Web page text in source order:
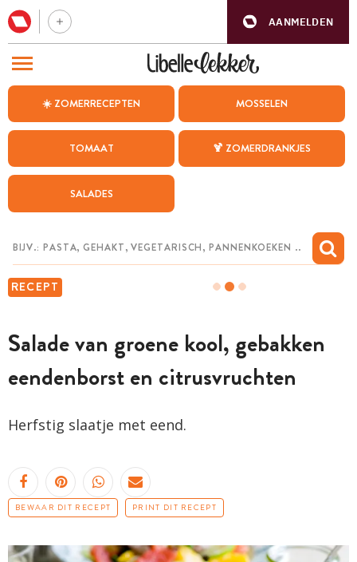
AANMELDEN
☀️ ZOMERRECEPTEN MOSSELEN
TOMAAT 🍹 ZOMERDRANKJES
SALADES
RECEPT
Salade van groene kool, gebakken
eendenborst en citrusvruchten
Herfstig slaatje met eend.
BEWAAR DIT RECEPT PRINT DIT RECEPT
BEZOEK ONZE ANDERE WEBSITES
WEEKMENU
CHAT MET MAIA
MIJN BEWAARDE RECEPTEN